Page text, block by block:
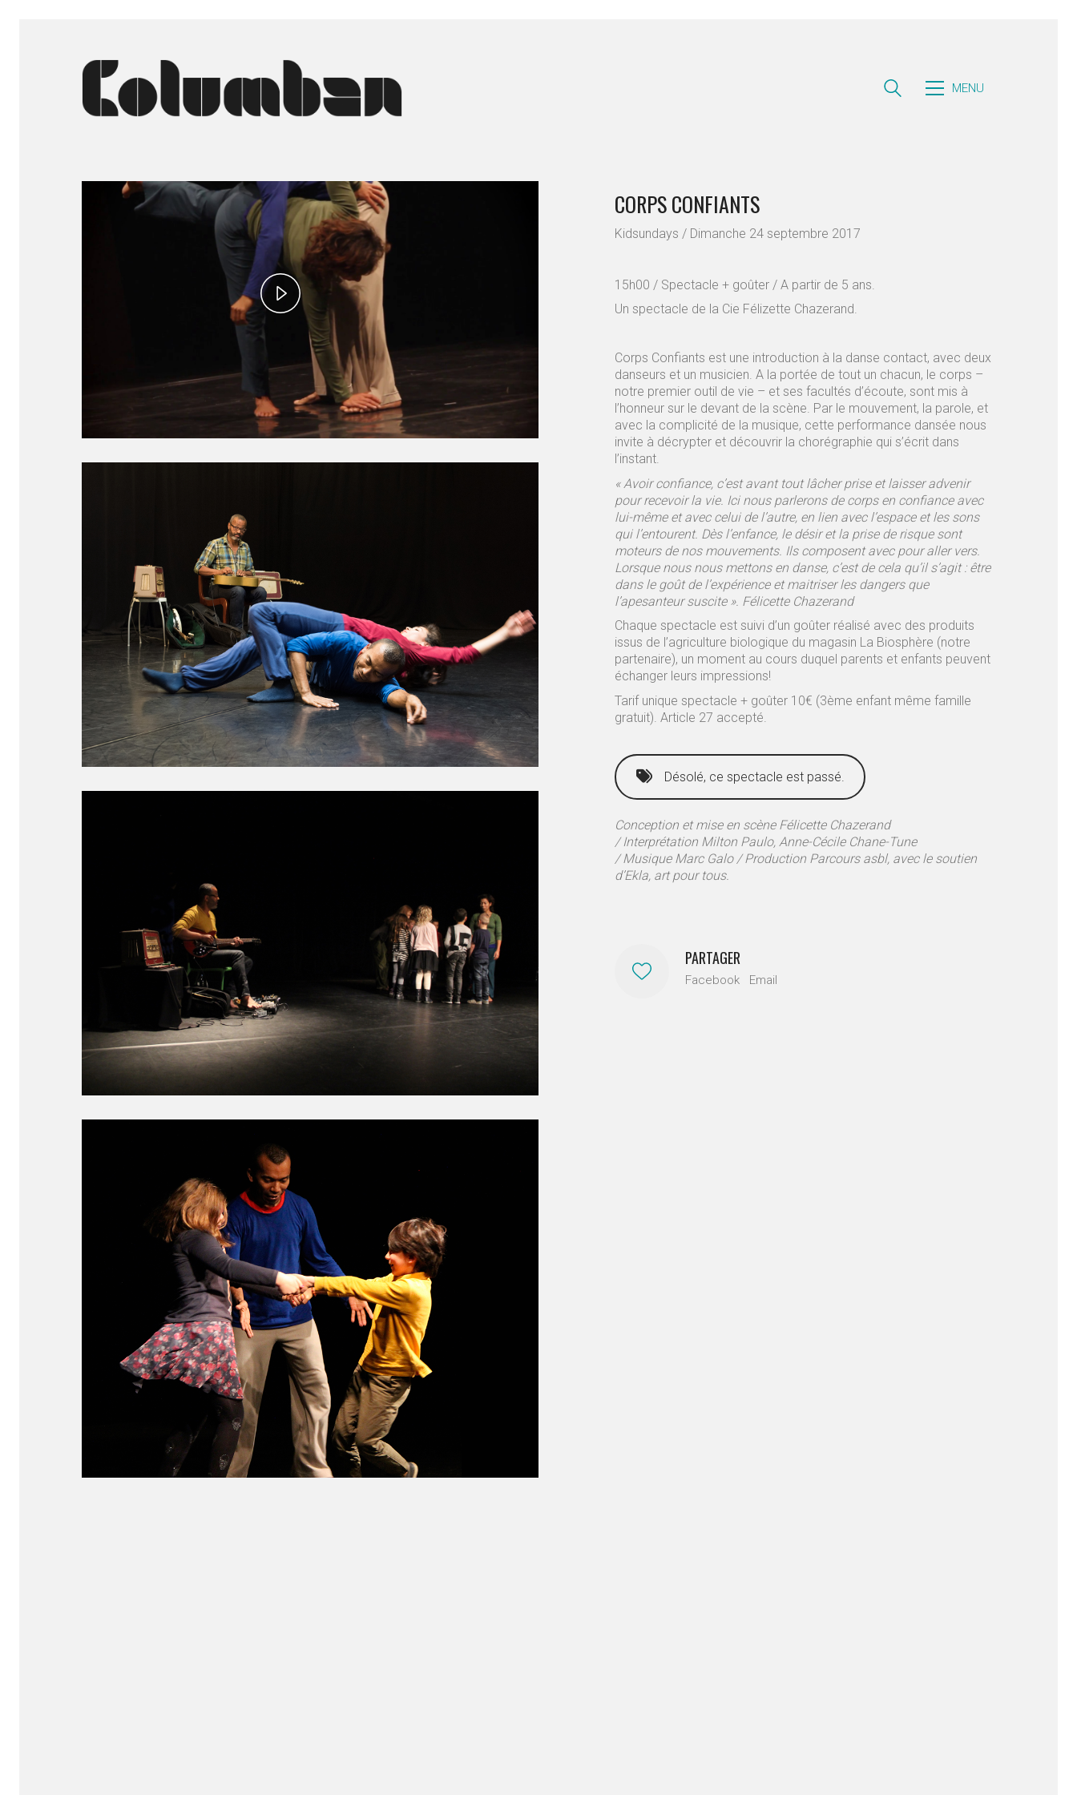
MENU
CORPS CONFIANTS
Kidsundays / Dimanche 24 septembre 2017
15h00 / Spectacle + goûter / A partir de 5 ans.
Un spectacle de la Cie Félizette Chazerand.
Corps Confiants est une introduction à la danse contact, avec deux
danseurs et un musicien. A la portée de tout un chacun, le corps –
notre premier outil de vie – et ses facultés d’écoute, sont mis à
l’honneur sur le devant de la scène. Par le mouvement, la parole, et
avec la complicité de la musique, cette performance dansée nous
invite à décrypter et découvrir la chorégraphie qui s’écrit dans
l’instant.
« Avoir confiance, c’est avant tout lâcher prise et laisser advenir
pour recevoir la vie. Ici nous parlerons de corps en confiance avec
lui-même et avec celui de l’autre, en lien avec l’espace et les sons
qui l’entourent. Dès l’enfance, le désir et la prise de risque sont
moteurs de nos mouvements. Ils composent avec pour aller vers.
Lorsque nous nous mettons en danse, c’est de cela qu’il s’agit : être
dans le goût de l’expérience et maitriser les dangers que
l’apesanteur suscite ». Félicette Chazerand
Chaque spectacle est suivi d’un goûter réalisé avec des produits
issus de l’agriculture biologique du magasin La Biosphère (notre
partenaire), un moment au cours duquel parents et enfants peuvent
échanger leurs impressions!
Tarif unique spectacle + goûter 10€ (3ème enfant même famille
gratuit). Article 27 accepté.
Désolé, ce spectacle est passé.
Conception et mise en scène Félicette Chazerand
/ Interprétation Milton Paulo, Anne-Cécile Chane-Tune
/ Musique Marc Galo / Production Parcours asbl, avec le soutien
d’Ekla, art pour tous.
PARTAGER
Facebook Email
Play
Video